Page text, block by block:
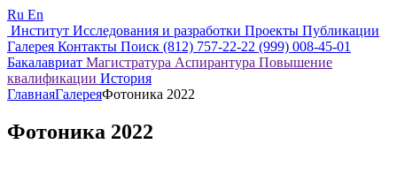
Ru En
Институт Исследования и разработки Проекты Публикации
Галерея Контакты Поиск (812) 757-22-22 (999) 008-45-01
Бакалавриат Магистратура Аспирантура Повышение
квалификации История
ГлавнаяГалереяФотоника 2022
Фотоника 2022